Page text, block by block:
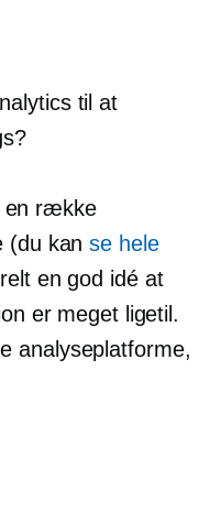
til at
en række
(du kanse hele
en god idé at
er meget ligetil.
analyseplatforme,